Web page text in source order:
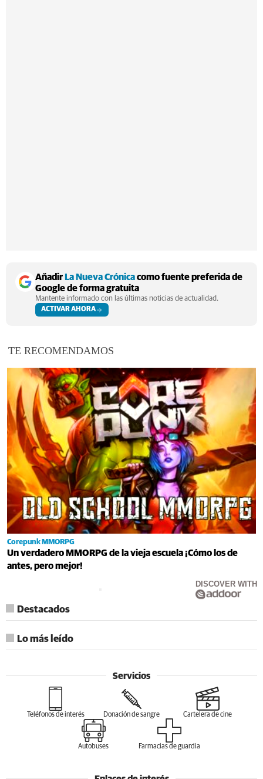
Añadir La Nueva Crónicacomo fuente preferida de
Google de forma gratuita
Mantente informado con las últimas noticias de actualidad.
ACTIVAR AHORA
TE RECOMENDAMOS
Corepunk MMORPG
Un verdadero MMORPG de la vieja escuela ¡Cómo los de
antes, pero mejor!
DISCOVER WITH
Destacados
Lo más leído
Servicios
Teléfonos de interés Donación de sangre Cartelera de cine
Autobuses Farmacias de guardia